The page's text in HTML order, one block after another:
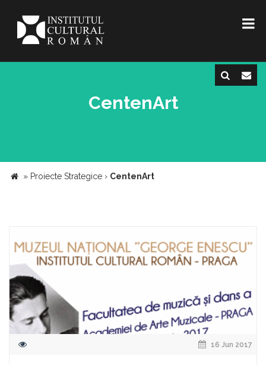
CentenArt
» Proiecte Strategice › CentenArt
16 Jun 2017